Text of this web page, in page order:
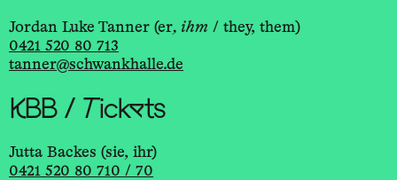
Jordan Luke Tanner (er, ihm / they, them)
0421 520 80 713
tanner@schwankhalle.de
KBB / Tickets
Jutta Backes (sie, ihr)
0421 520 80 710 / 70